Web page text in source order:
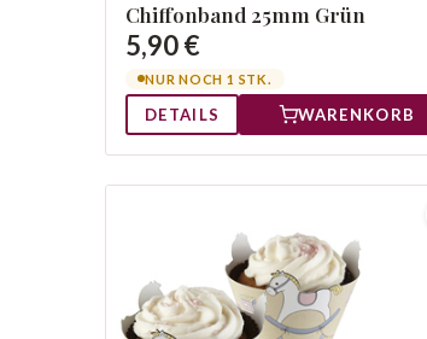
Chiffonband 25mm Grün
5,90 €
NUR NOCH 1 STK.
DETAILS WARENKORB